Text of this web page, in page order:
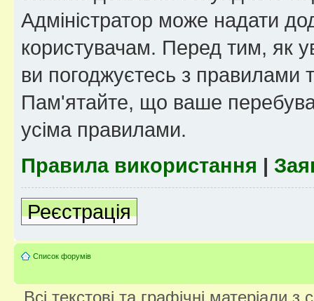
Адміністратор може надати
користувачам. Перед тим, як
ви погоджуєтесь з правилами
Пам'ятайте, що ваше
усіма правилами.
Правила використання |
Реєстрація
Список форумів